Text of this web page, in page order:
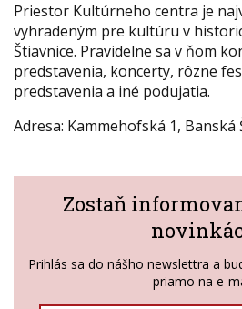
Priestor Kultúrneho centra je
vyhradeným pre kultúru v
Štiavnice. Pravidelne sa v ňom
predstavenia, koncerty, rôzne
predstavenia a iné podujatia.
Adresa: Kammehofská 1, Banská
Zostaň
Prihlás sa do nášho newslettra a
priamo na e-